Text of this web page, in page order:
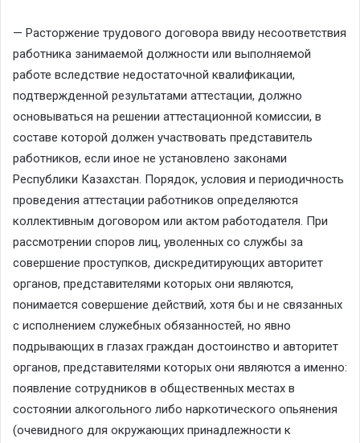
— Расторжение трудового договора ввиду несоответствия
работника занимаемой должности или выполняемой
работе вследствие недостаточной квалификации,
подтвержденной результатами аттестации, должно
основываться на решении аттестационной комиссии, в
составе которой должен участвовать представитель
работников, если иное не установлено законами
Республики Казахстан. Порядок, условия и периодичность
проведения аттестации работников определяются
коллективным договором или актом работодателя. При
рассмотрении споров лиц, уволенных со службы за
совершение проступков, дискредитирующих авторитет
органов, представителями которых они являются,
понимается совершение действий, хотя бы и не связанных
с исполнением служебных обязанностей, но явно
подрывающих в глазах граждан достоинство и авторитет
органов, представителями которых они являются а именно:
появление сотрудников в общественных местах в
состоянии алкогольного либо наркотического опьянения
(очевидного для окружающих принадлежности к